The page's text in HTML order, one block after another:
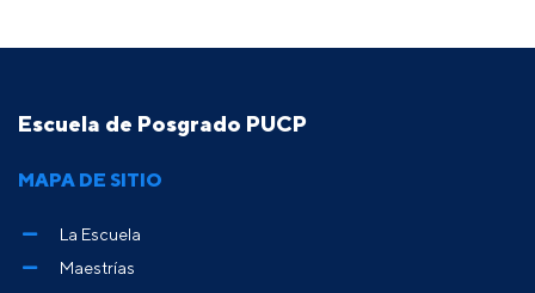
Escuela de Posgrado PUCP
MAPA DE SITIO
La Escuela
Maestrías